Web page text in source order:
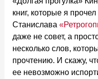
книг, которые я
Станислава
даже не совет, а
несколько слов,
прочтению. И скажу,
ее невозможно